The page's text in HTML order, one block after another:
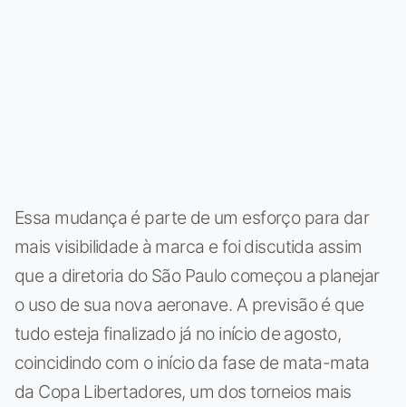
Essa mudança é parte de um esforço para dar
mais visibilidade à marca e foi discutida assim
que a diretoria do São Paulo começou a planejar
o uso de sua nova aeronave. A previsão é que
tudo esteja finalizado já no início de agosto,
coincidindo com o início da fase de mata-mata
da Copa Libertadores, um dos torneios mais